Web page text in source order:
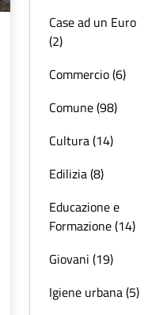
Case ad un Euro
(2)
Commercio (6)
Comune (98)
Cultura (14)
Edilizia (8)
Educazione e
Formazione (14)
Giovani (19)
Igiene urbana (5)